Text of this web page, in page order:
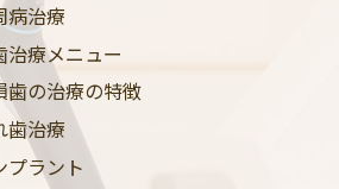
病治療
治療メニュー
歯の治療の特徴
歯治療
プラント